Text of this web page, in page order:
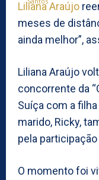
Liliana Araújo
meses de
ainda melhor”,
Liliana Araújo
concorrente da
Suíça com a
marido, Ricky,
pela
O momento foi